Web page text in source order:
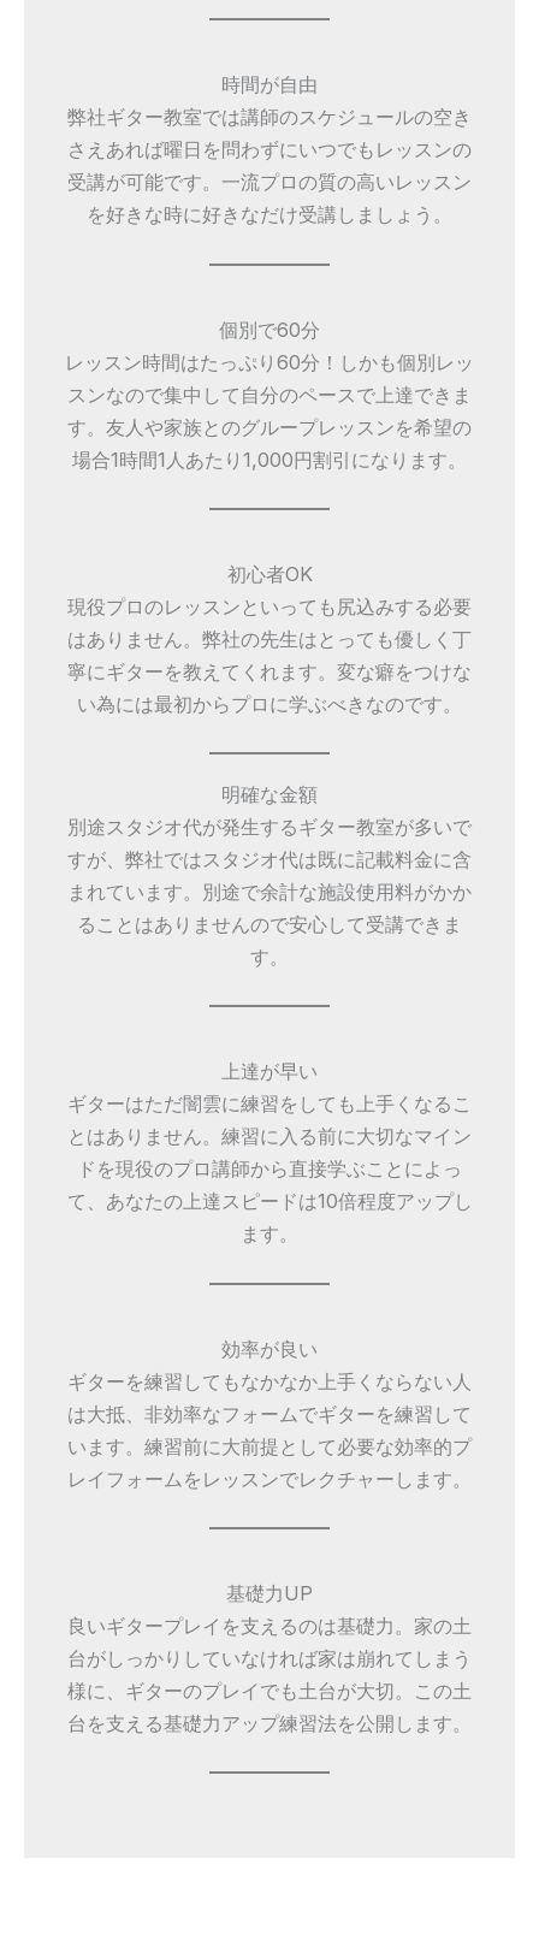
時間が自由
弊社ギター教室では講師のスケジュールの空き
さえあれば曜日を問わずにいつでもレッスンの
受講が可能です。一流プロの質の高いレッスン
を好きな時に好きなだけ受講しましょう。
個別で60分
レッスン時間はたっぷり60分！しかも個別レッ
スンなので集中して自分のペースで上達できま
す。友人や家族とのグループレッスンを希望の
場合1時間1人あたり1,000円割引になります。
初心者OK
現役プロのレッスンといっても尻込みする必要
はありません。弊社の先生はとっても優しく丁
寧にギターを教えてくれます。変な癖をつけな
い為には最初からプロに学ぶべきなのです。
明確な金額
別途スタジオ代が発生するギター教室が多いで
すが、弊社ではスタジオ代は既に記載料金に含
まれています。別途で余計な施設使用料がかか
ることはありませんので安心して受講できま
す。
上達が早い
ギターはただ闇雲に練習をしても上手くなるこ
とはありません。練習に入る前に大切なマイン
ドを現役のプロ講師から直接学ぶことによっ
て、あなたの上達スピードは10倍程度アップし
ます。
効率が良い
ギターを練習してもなかなか上手くならない人
は大抵、非効率なフォームでギターを練習して
います。練習前に大前提として必要な効率的プ
レイフォームをレッスンでレクチャーします。
基礎力UP
良いギタープレイを支えるのは基礎力。家の土
台がしっかりしていなければ家は崩れてしまう
様に、ギターのプレイでも土台が大切。この土
台を支える基礎力アップ練習法を公開します。